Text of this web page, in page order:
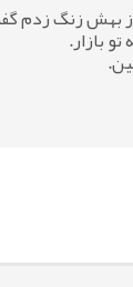
بهش زنگ زدم
بازار.